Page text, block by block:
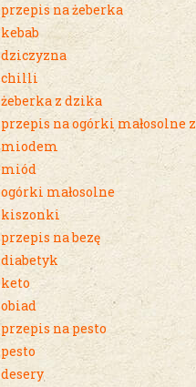
przepis na żeberka
kebab
dziczyzna
chilli
żeberka z dzika
przepis na ogórki małosolne z
miodem
miód
ogórki małosolne
kiszonki
przepis na bezę
diabetyk
keto
obiad
przepis na pesto
pesto
desery